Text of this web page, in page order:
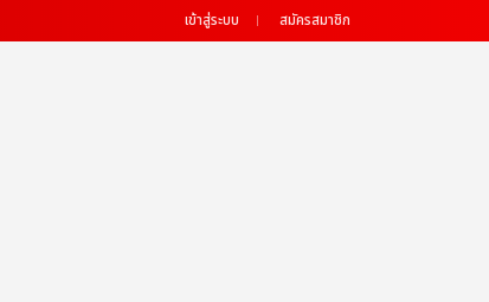
เข้าสู่ระบบ สมัครสมาชิก